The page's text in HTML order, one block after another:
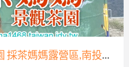
採茶媽媽景觀茶園 採茶媽媽露營區,南投採茶媽媽露營區,關頭山採茶媽媽露營區